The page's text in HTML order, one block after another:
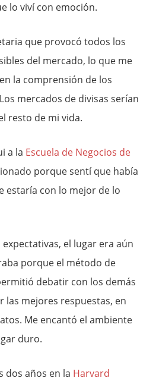
lo viví con emoción.
que provocó todos los
del mercado, lo que me
la comprensión de los
mercados de divisas serían
resto de mi vida.
a la Escuela de Negocios de
porque sentí que había
estaría con lo mejor de lo
el lugar era aún
porque el método de
debatir con los demás
las mejores respuestas, en
Me encantó el ambiente
duro.
dos años en la Harvard